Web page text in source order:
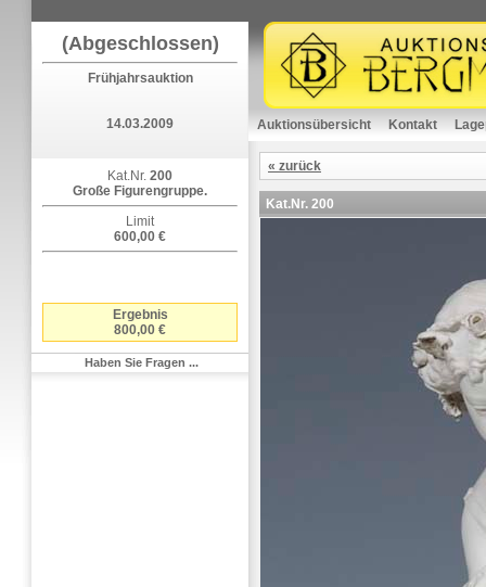
(Abgeschlossen)
Frühjahrsauktion
14.03.2009
Kat.Nr. 200
Große Figurengruppe.
Limit
600,00 €
Ergebnis
800,00 €
Haben Sie Fragen ...
Auktionsübersicht Kontakt
« zurück
Kat.Nr. 200